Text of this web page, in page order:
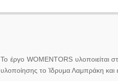
Το έργο WOMENTORS υλοποιείται
υλοποίησης το Ίδρυμα Λαμπράκη και